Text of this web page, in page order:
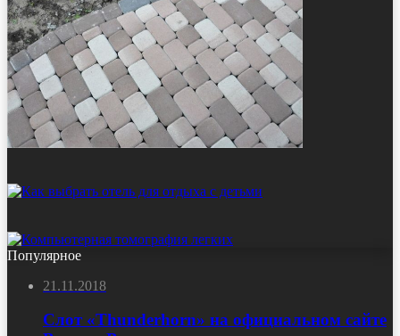
Популярное
21.11.2018
Слот «Thunderhorn» на официальном сайте